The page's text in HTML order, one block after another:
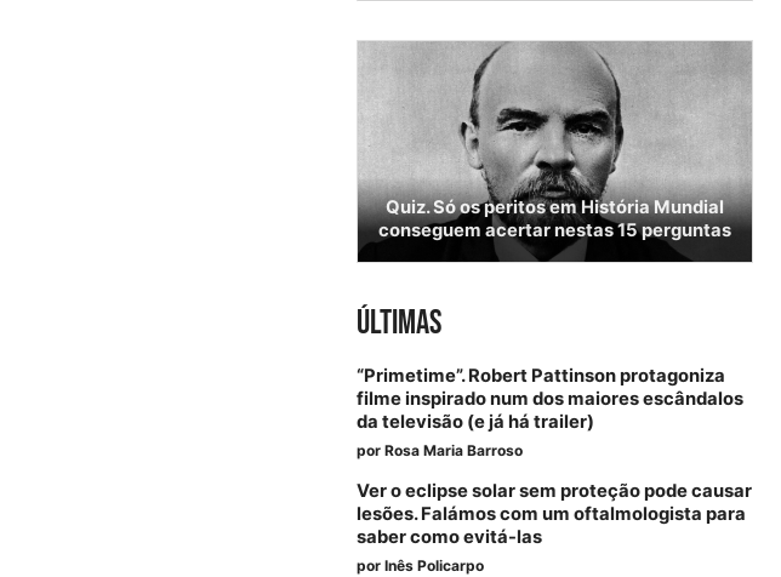
Quiz. Só os peritos em História Mundial
conseguem acertar nestas 15 perguntas
ÚLTIMAS
“Primetime”. Robert Pattinson protagoniza
filme inspirado num dos maiores escândalos
da televisão (e já há trailer)
por Rosa Maria Barroso
Ver o eclipse solar sem proteção pode causar
lesões. Falámos com um oftalmologista para
saber como evitá-las
por Inês Policarpo